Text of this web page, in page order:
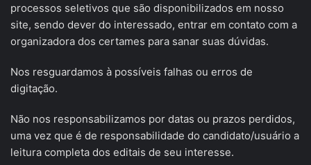
processos seletivos que são disponibilizados em nosso
site, sendo dever do interessado, entrar em contato com a
organizadora dos certames para sanar suas dúvidas.
Nos resguardamos à possíveis falhas ou erros de
digitação.
Não nos responsabilizamos por datas ou prazos perdidos,
uma vez que é de responsabilidade do candidato/usuário a
leitura completa dos editais de seu interesse.